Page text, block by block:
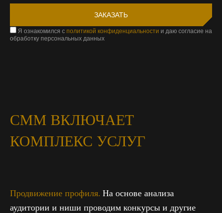
Я ознакомился с политикой конфиденциальности и даю согласие на
обработку персональных данных
СММ ВКЛЮЧАЕТ
КОМПЛЕКС УСЛУГ
Продвижение профиля. На основе анализа
аудитории и ниши проводим конкурсы и другие